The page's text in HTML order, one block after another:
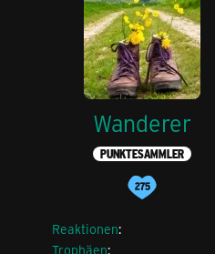
Wanderer
PUNKTESAMMLER
Reaktionen
Trophäen